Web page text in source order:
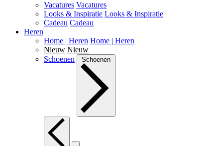
Vacatures Vacatures
Looks & Inspiratie Looks & Inspiratie
Cadeau Cadeau
Heren
Home | Heren Home | Heren
Nieuw Nieuw
Schoenen
Schoenen